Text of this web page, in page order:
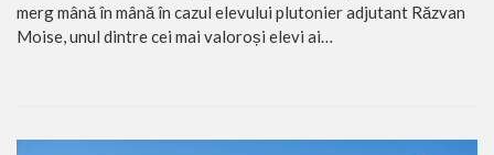
merg mână în mână în cazul elevului plutonier adjutant Răzvan
Moise, unul dintre cei mai valoroși elevi ai…